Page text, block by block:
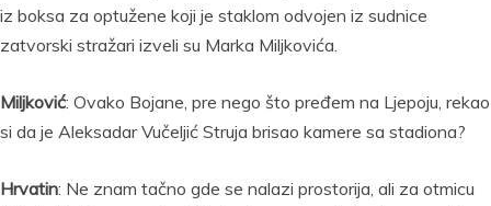
iz boksa za optužene koji je staklom odvojen iz sudnice
zatvorski stražari izveli su Marka Miljkovića.
Miljković: Ovako Bojane, pre nego što pređem na Ljepoju, rekao
si da je Aleksadar Vučeljić Struja brisao kamere sa stadiona?
Hrvatin: Ne znam tačno gde se nalazi prostorija, ali za otmicu